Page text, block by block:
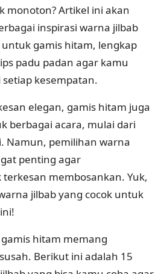
monoton? Artikel ini akan
inspirasi warna jilbab
gamis hitam, lengkap
padu padan agar kamu
kesempatan.
elegan, gamis hitam juga
berbagai acara, mulai dari
Namun, pemilihan warna
penting agar
membosankan. Yuk,
jilbab yang cocok untuk
hitam memang
Berikut ini adalah 15